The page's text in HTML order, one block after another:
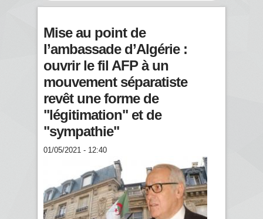
Mise au point de
l’ambassade d’Algérie :
ouvrir le fil AFP à un
mouvement séparatiste
revêt une forme de
"légitimation" et de
"sympathie"
01/05/2021 - 12:40